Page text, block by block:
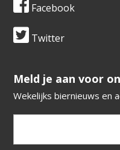
Facebook
Twitter
​​​​​​​Meld je aan voor
Wekelijks biernieuws en